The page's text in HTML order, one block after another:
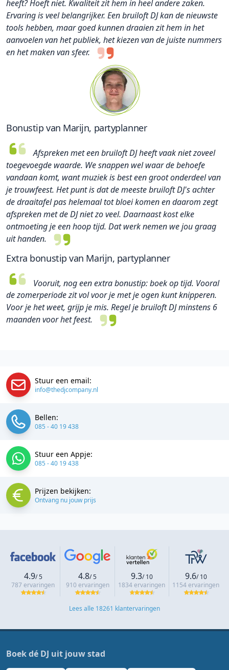
heeft? Hoeft niet. Kwaliteit zit hem in heel andere zaken.
Ervaring is veel belangrijker. Een bruiloft DJ kan de nieuwste
tools hebben, maar goed kunnen draaien zit hem in het
aanvoelen van het publiek, het kiezen van de juiste nummers
en het maken van sfeer.
Bonustip van Marijn, partyplanner
Afspreken met een bruiloft DJ heeft vaak niet zoveel
toegevoegde waarde. We snappen wel waar de behoefe
vandaan komt, want muziek is best een groot onderdeel van
je trouwfeest. Het punt is dat de meeste bruiloft DJ's achter
de draaitafel pas helemaal tot bloei komen en daarom zegt
afspreken met de DJ niet zo veel. Daarnaast kost elke
ontmoeting je een hoop tijd. Dat werk nemen we jou graag
uit handen.
Extra bonustip van Marijn, partyplanner
Vooruit, nog een extra bonustip: boek op tijd. Vooral
de zomerperiode zit vol voor je met je ogen kunt knipperen.
Voor je het weet, grijp je mis. Regel je bruiloft DJ minstens 6
maanden voor het feest.
Stuur een email:
info@thedjcompany.nl
Bellen:
085 - 40 19 438
Stuur een Appje:
085 - 40 19 438
Prijzen bekijken:
Ontvang nu jouw prijs
4.9/ 5
787 ervaringen
4.8/ 5
910 ervaringen
9.3/ 10
1834 ervaringen
9.6/ 10
1154 ervaringen
Lees alle 18261 klantervaringen
Boek dé DJ uit jouw stad